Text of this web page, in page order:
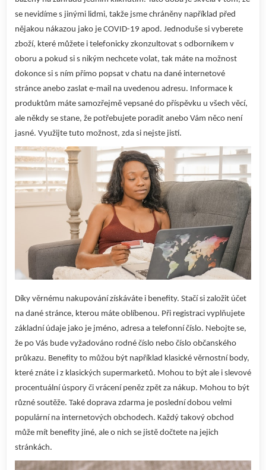
se nevidíme s jinými lidmi, takže jsme chráněny například před
nějakou nákazou jako je COVID-19 apod. Jednoduše si vyberete
zboží, které můžete i telefonicky zkonzultovat s odborníkem v
oboru a pokud si s nikým nechcete volat, tak máte na možnost
dokonce si s ním přímo popsat v chatu na dané internetové
stránce anebo zaslat e-mail na uvedenou adresu. Informace k
produktům máte samozřejmě vepsané do příspěvku u všech věcí,
ale někdy se stane, že potřebujete poradit anebo Vám něco není
jasné. Využijte tuto možnost, zda si nejste jistí.
Díky věrnému nakupování získáváte i benefity. Stačí si založit účet
na dané stránce, kterou máte oblíbenou. Při registraci vyplňujete
základní údaje jako je jméno, adresa a telefonní číslo. Nebojte se,
že po Vás bude vyžadováno rodné číslo nebo číslo občanského
průkazu. Benefity to můžou být například klasické věrnostní body,
které znáte i z klasických supermarketů. Mohou to být ale i slevové
procentuální úspory či vrácení peněz zpět za nákup. Mohou to být
různé soutěže. Také doprava zdarma je poslední dobou velmi
populární na internetových obchodech. Každý takový obchod
může mít benefity jiné, ale o nich se jistě dočtete na jejich
stránkách.